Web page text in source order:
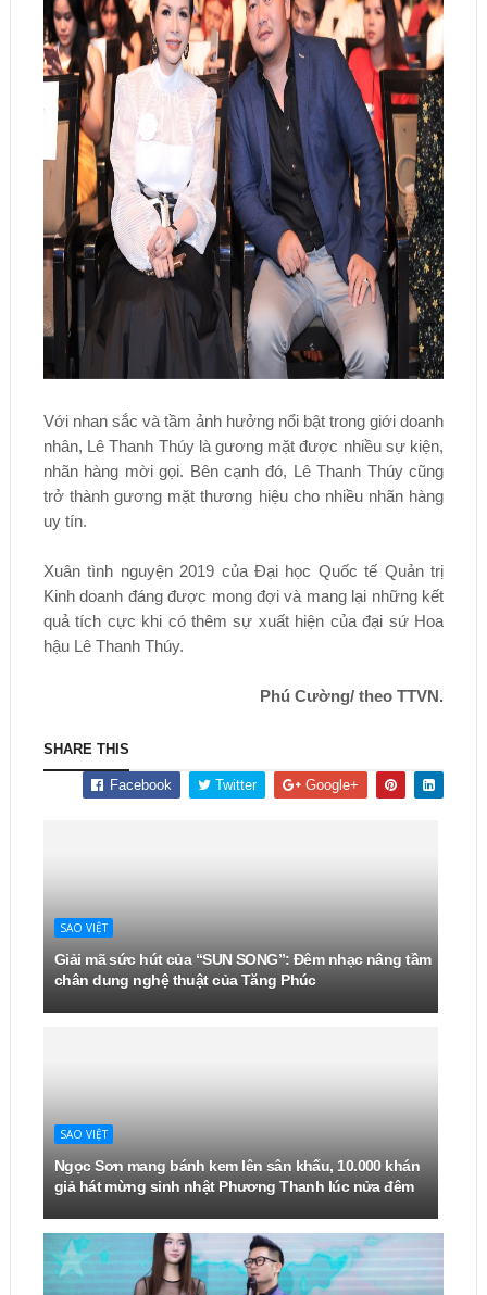
Với nhan sắc và tầm ảnh hưởng nổi bật trong giới doanh
nhân, Lê Thanh Thúy là gương mặt được nhiều sự kiện,
nhãn hàng mời gọi. Bên cạnh đó, Lê Thanh Thúy cũng
trở thành gương mặt thương hiệu cho nhiều nhãn hàng
uy tín.
Xuân tình nguyện 2019 của Đại học Quốc tế Quản trị
Kinh doanh đáng được mong đợi và mang lại những kết
quả tích cực khi có thêm sự xuất hiện của đại sứ Hoa
hậu Lê Thanh Thúy.
Phú Cường/ theo TTVN.
SHARE THIS
Facebook Twitter Google+
SAO VIỆT
Giải mã sức hút của “SUN SONG”: Đêm nhạc nâng tầm
chân dung nghệ thuật của Tăng Phúc
SAO VIỆT
Ngọc Sơn mang bánh kem lên sân khấu, 10.000 khán
giả hát mừng sinh nhật Phương Thanh lúc nửa đêm